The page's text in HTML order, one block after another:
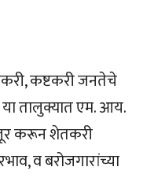
कष्टकरी जनतेचे
तालुक्यात एम. आय.
करून शेतकरी
व बरोजगारांच्या